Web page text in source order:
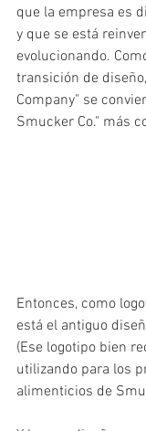
que la empresa es
y que se está
evolucionando.
transición de
Company" se
Smucker Co." más
Entonces, como
está el antiguo
(Ese logotipo bien
utilizando para los
alimenticios de